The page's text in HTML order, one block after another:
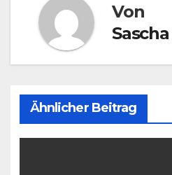
Von
Ähnlicher Beitrag